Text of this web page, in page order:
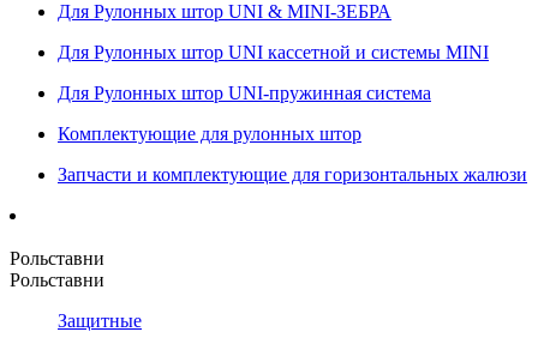
Для Рулонных штор UNI & MINI-ЗЕБРА
Для Рулонных штор UNI кассетной и системы MINI
Для Рулонных штор UNI-пружинная система
Комплектующие для рулонных штор
Запчасти и комплектующие для горизонтальных жалюзи
Рольставни
Рольставни
Защитные